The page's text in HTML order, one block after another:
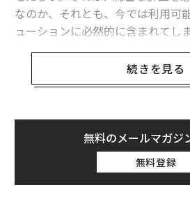
なのか、それとも、今では利用可
ューションに必然的に含まれて
を作るための人材確保は難しいの
人材不足を補ってくれるのか？
ンスフォーメーション）を推進す
ともあれ人工知能への支出が増え
ない。ROBO Global（ロボ・グロ
ば、AIと機械学習に対する支出は
ドル（約49兆8000億円）を超え
続きを見る
無料のメールマガジ
無料登録